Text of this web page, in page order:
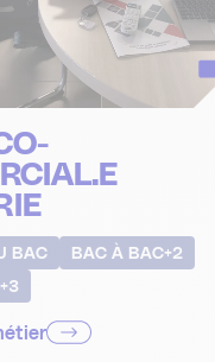
BAC
BAC À BAC+2